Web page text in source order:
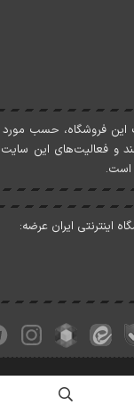
اين فروشگاه، حسب مورد
و فعاليت‌های اين سايت
است.
اینترنتی ایران عرضه: